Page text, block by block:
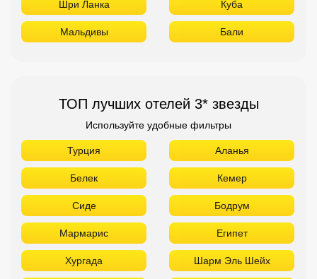
Шри Ланка Куба
Мальдивы Бали
ТОП лучших отелей 3* звезды
Используйте удобные фильтры
Турция Аланья
Белек Кемер
Сиде Бодрум
Мармарис Египет
Хургада Шарм Эль Шейх